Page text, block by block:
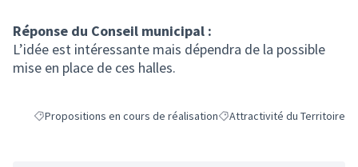
Réponse du Conseil municipal :
L’idée est intéressante mais dépendra de la possible
mise en place de ces halles.
Filtrer les résultats de la catégorie : Propositions en cours de
Propositions en cours de réalisationFiltrer les résultats pour le
Attractivité du Territoire